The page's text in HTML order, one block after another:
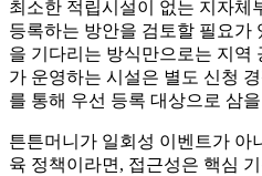
최소한 적립시설이 없는 지자체
등록하는 방안을 검토할 필요가
을 기다리는 방식만으로는 지역
가 운영하는 시설은 별도 신청
를 통해 우선 등록 대상으로 삼
튼튼머니가 일회성 이벤트가 아
육 정책이라면, 접근성은 핵심